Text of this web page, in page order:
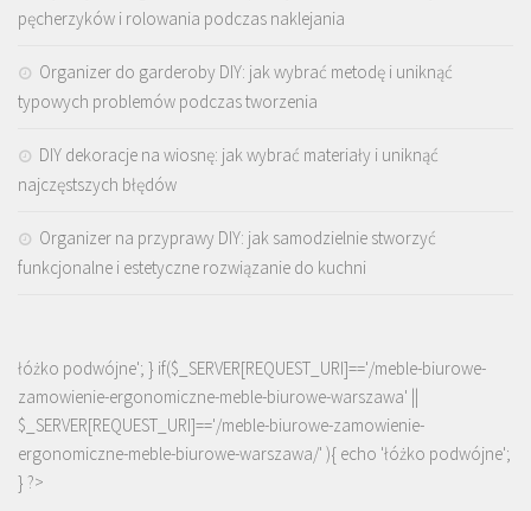
pęcherzyków i rolowania podczas naklejania
Organizer do garderoby DIY: jak wybrać metodę i uniknąć
typowych problemów podczas tworzenia
DIY dekoracje na wiosnę: jak wybrać materiały i uniknąć
najczęstszych błędów
Organizer na przyprawy DIY: jak samodzielnie stworzyć
funkcjonalne i estetyczne rozwiązanie do kuchni
łóżko podwójne'; } if($_SERVER[REQUEST_URI]=='/meble-biurowe-
zamowienie-ergonomiczne-meble-biurowe-warszawa' ||
$_SERVER[REQUEST_URI]=='/meble-biurowe-zamowienie-
ergonomiczne-meble-biurowe-warszawa/' ){ echo 'łóżko podwójne';
} ?>